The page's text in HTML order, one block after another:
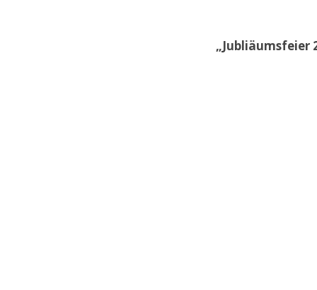
„Jubliäumsfeier